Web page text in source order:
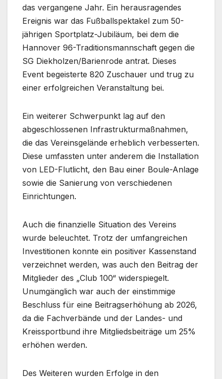
das vergangene Jahr. Ein herausragendes
Ereignis war das Fußballspektakel zum 50-
jährigen Sportplatz-Jubiläum, bei dem die
Hannover 96-Traditionsmannschaft gegen die
SG Diekholzen/Barienrode antrat. Dieses
Event begeisterte 820 Zuschauer und trug zu
einer erfolgreichen Veranstaltung bei.
Ein weiterer Schwerpunkt lag auf den
abgeschlossenen Infrastrukturmaßnahmen,
die das Vereinsgelände erheblich verbesserten.
Diese umfassten unter anderem die Installation
von LED-Flutlicht, den Bau einer Boule-Anlage
sowie die Sanierung von verschiedenen
Einrichtungen.
Auch die finanzielle Situation des Vereins
wurde beleuchtet. Trotz der umfangreichen
Investitionen konnte ein positiver Kassenstand
verzeichnet werden, was auch den Beitrag der
Mitglieder des „Club 100“ widerspiegelt.
Unumgänglich war auch der einstimmige
Beschluss für eine Beitragserhöhung ab 2026,
da die Fachverbände und der Landes- und
Kreissportbund ihre Mitgliedsbeiträge um 25%
erhöhen werden.
Des Weiteren wurden Erfolge in den